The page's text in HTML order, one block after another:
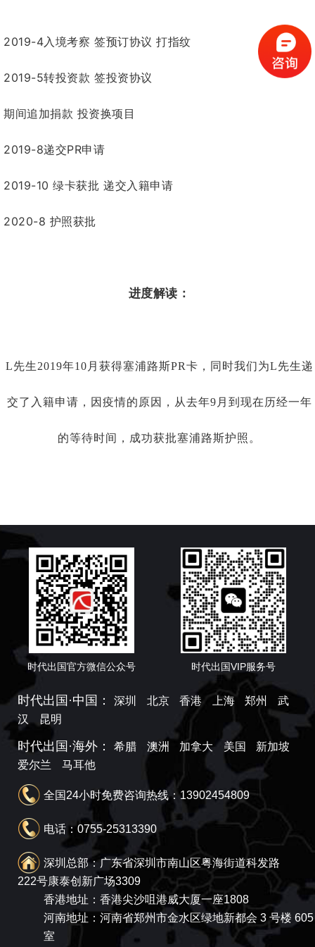
2019-4入境考察 签预订协议 打指纹
2019-5转投资款 签投资协议
期间追加捐款 投资换项目
2019-8递交PR申请
2019-10 绿卡获批 递交入籍申请
2020-8 护照获批
进度解读：
L先生2019年10月获得塞浦路斯PR卡，同时我们为L先生递
交了入籍申请，因疫情的原因，从去年9月到现在历经一年
的等待时间，成功获批塞浦路斯护照。
时代出国官方微信公众号 时代出国VIP服务号
时代出国·中国： 深圳 北京 香港 上海 郑州
武
汉
昆明
时代出国·海外： 希腊 澳洲 加拿大 美国
新加坡
爱尔兰
马耳他
全国24小时免费咨询热线：13902454809
电话：0755-25313390
深圳总部：广东省深圳市南山区粤海街道科发路
222号康泰创新广场3309
香港地址：香港尖沙咀港威大厦一座1808
河南地址：河南省郑州市金水区绿地新都会 3 号楼 605
室